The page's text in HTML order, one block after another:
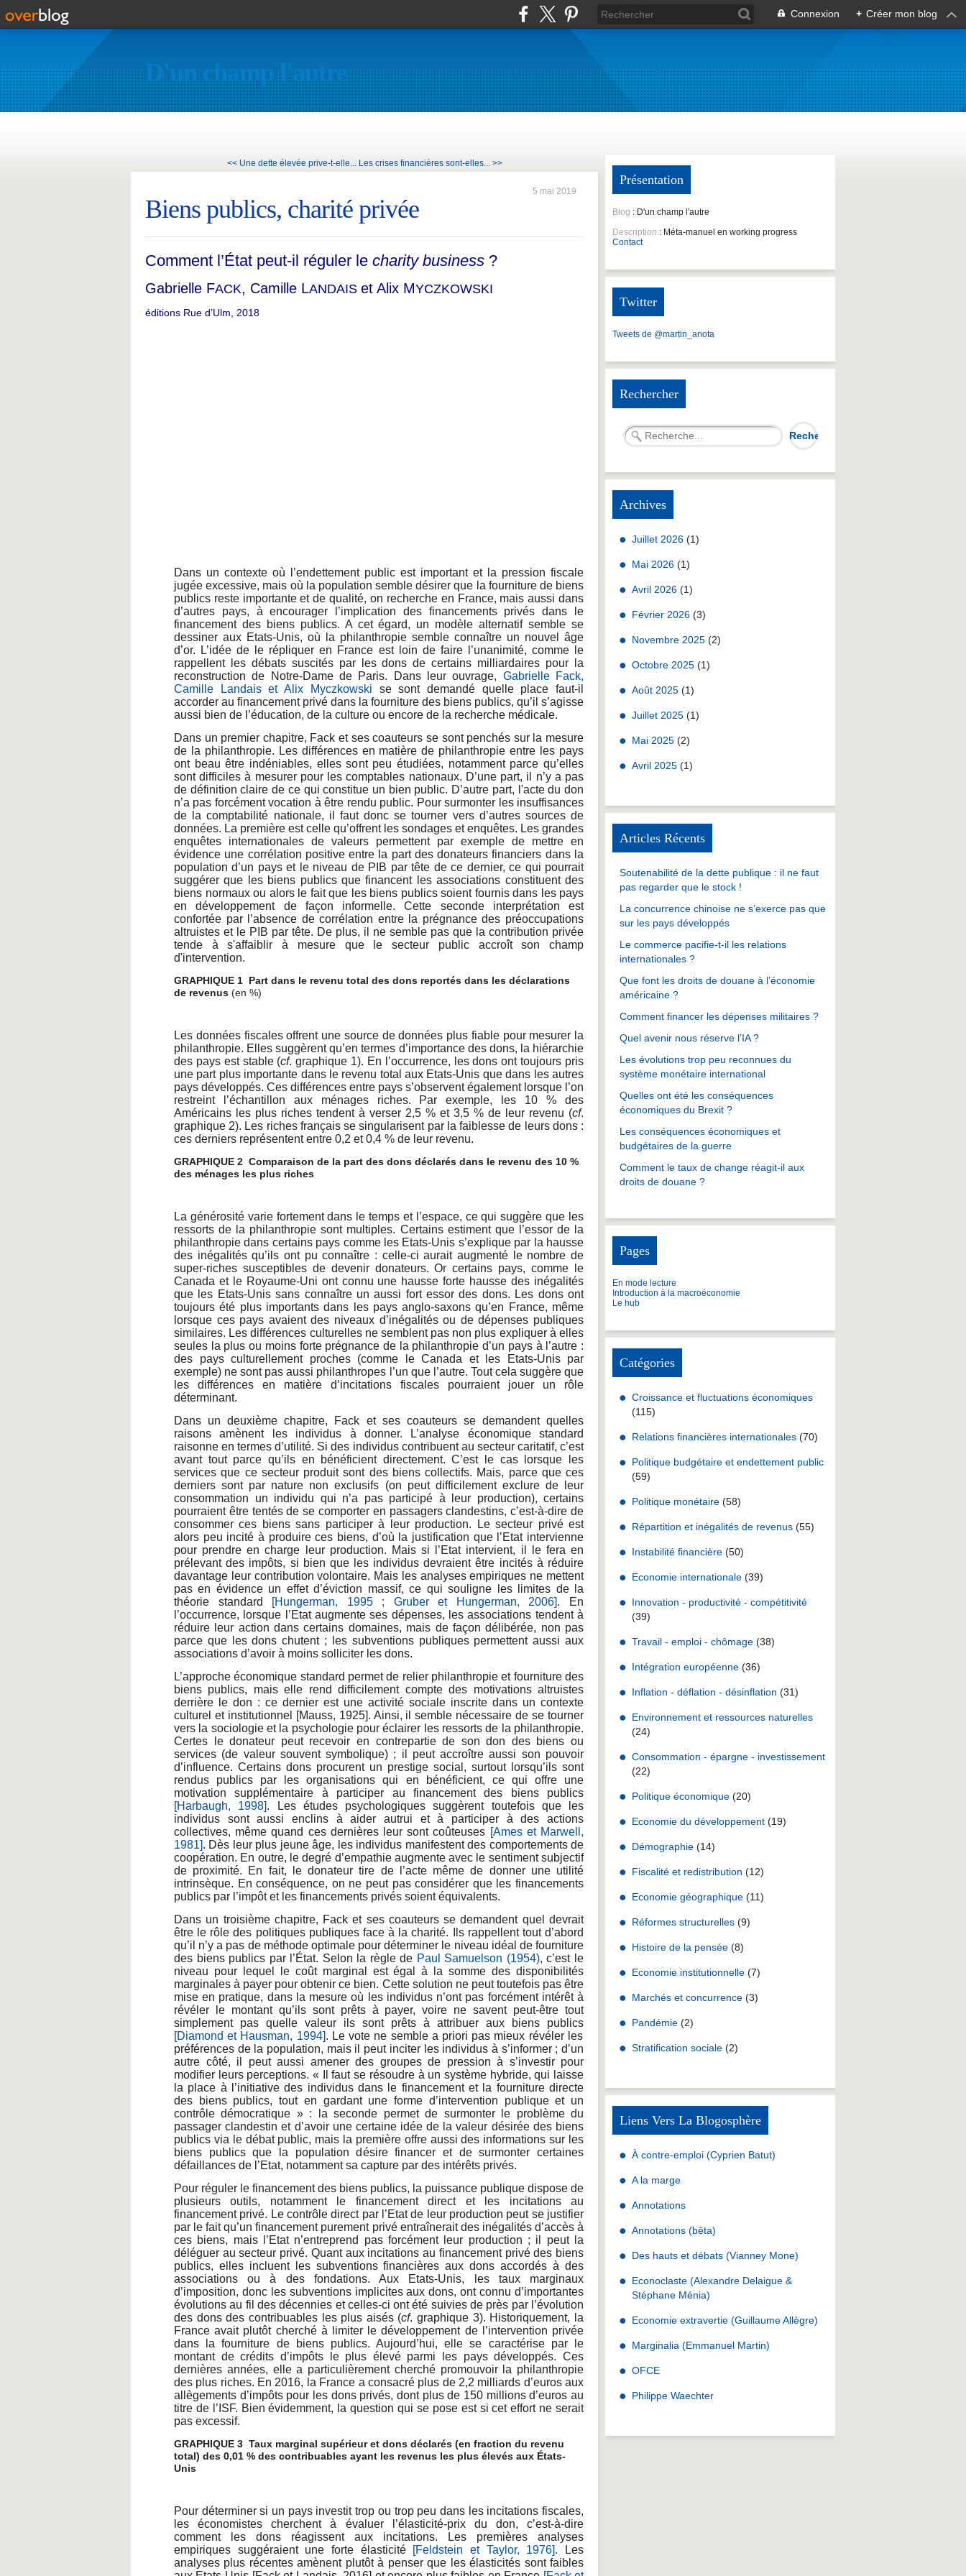
Connexion + Créer mon blog
D'un champ l'autre
<< Une dette élevée prive-t-elle... Les crises financières sont-elles... >>
5 mai 2019
Biens publics, charité privée
Comment l’État peut-il réguler le charity business ?
Gabrielle FACK, Camille LANDAIS et Alix MYCZKOWSKI
éditions Rue d’Ulm, 2018
Dans un contexte où l’endettement public est important et la pression fiscale
jugée excessive, mais où la population semble désirer que la fourniture de biens
publics reste importante et de qualité, on recherche en France, mais aussi dans
d’autres pays, à encourager l’implication des financements privés dans le
financement des biens publics. A cet égard, un modèle alternatif semble se
dessiner aux Etats-Unis, où la philanthropie semble connaître un nouvel âge
d’or. L’idée de le répliquer en France est loin de faire l’unanimité, comme le
rappellent les débats suscités par les dons de certains milliardaires pour la
reconstruction de Notre-Dame de Paris. Dans leur ouvrage, Gabrielle Fack,
Camille Landais et Alix Myczkowski se sont demandé quelle place faut-il
accorder au financement privé dans la fourniture des biens publics, qu’il s’agisse
aussi bien de l’éducation, de la culture ou encore de la recherche médicale.
Dans un premier chapitre, Fack et ses coauteurs se sont penchés sur la mesure
de la philanthropie. Les différences en matière de philanthropie entre les pays
ont beau être indéniables, elles sont peu étudiées, notamment parce qu’elles
sont difficiles à mesurer pour les comptables nationaux. D’une part, il n’y a pas
de définition claire de ce qui constitue un bien public. D’autre part, l'acte du don
n’a pas forcément vocation à être rendu public. Pour surmonter les insuffisances
de la comptabilité nationale, il faut donc se tourner vers d’autres sources de
données. La première est celle qu’offrent les sondages et enquêtes. Les grandes
enquêtes internationales de valeurs permettent par exemple de mettre en
évidence une corrélation positive entre la part des donateurs financiers dans la
population d’un pays et le niveau de PIB par tête de ce dernier, ce qui pourrait
suggérer que les biens publics que financent les associations constituent des
biens normaux ou alors le fait que les biens publics soient fournis dans les pays
en développement de façon informelle. Cette seconde interprétation est
confortée par l’absence de corrélation entre la prégnance des préoccupations
altruistes et le PIB par tête. De plus, il ne semble pas que la contribution privée
tende à s'affaiblir à mesure que le secteur public accroît son champ
d'intervention.
GRAPHIQUE 1 Part dans le revenu total des dons reportés dans les déclarations
de revenus (en %)
Les données fiscales offrent une source de données plus fiable pour mesurer la
philanthropie. Elles suggèrent qu’en termes d’importance des dons, la hiérarchie
des pays est stable (cf. graphique 1). En l’occurrence, les dons ont toujours pris
une part plus importante dans le revenu total aux Etats-Unis que dans les autres
pays développés. Ces différences entre pays s’observent également lorsque l’on
restreint l’échantillon aux ménages riches. Par exemple, les 10 % des
Américains les plus riches tendent à verser 2,5 % et 3,5 % de leur revenu (cf.
graphique 2). Les riches français se singularisent par la faiblesse de leurs dons :
ces derniers représentent entre 0,2 et 0,4 % de leur revenu.
GRAPHIQUE 2 Comparaison de la part des dons déclarés dans le revenu des 10 %
des ménages les plus riches
La générosité varie fortement dans le temps et l’espace, ce qui suggère que les
ressorts de la philanthropie sont multiples. Certains estiment que l’essor de la
philanthropie dans certains pays comme les Etats-Unis s’explique par la hausse
des inégalités qu’ils ont pu connaître : celle-ci aurait augmenté le nombre de
super-riches susceptibles de devenir donateurs. Or certains pays, comme le
Canada et le Royaume-Uni ont connu une hausse forte hausse des inégalités
que les Etats-Unis sans connaître un aussi fort essor des dons. Les dons ont
toujours été plus importants dans les pays anglo-saxons qu’en France, même
lorsque ces pays avaient des niveaux d’inégalités ou de dépenses publiques
similaires. Les différences culturelles ne semblent pas non plus expliquer à elles
seules la plus ou moins forte prégnance de la philanthropie d’un pays à l’autre :
des pays culturellement proches (comme le Canada et les Etats-Unis par
exemple) ne sont pas aussi philanthropes l’un que l’autre. Tout cela suggère que
les différences en matière d’incitations fiscales pourraient jouer un rôle
déterminant.
Dans un deuxième chapitre, Fack et ses coauteurs se demandent quelles
raisons amènent les individus à donner. L’analyse économique standard
raisonne en termes d’utilité. Si des individus contribuent au secteur caritatif, c’est
avant tout parce qu’ils en bénéficient directement. C’est le cas lorsque les
services que ce secteur produit sont des biens collectifs. Mais, parce que ces
derniers sont par nature non exclusifs (on peut difficilement exclure de leur
consommation un individu qui n’a pas participé à leur production), certains
pourraient être tentés de se comporter en passagers clandestins, c’est-à-dire de
consommer ces biens sans participer à leur production. Le secteur privé est
alors peu incité à produire ces biens, d’où la justification que l’Etat intervienne
pour prendre en charge leur production. Mais si l’Etat intervient, il le fera en
prélevant des impôts, si bien que les individus devraient être incités à réduire
davantage leur contribution volontaire. Mais les analyses empiriques ne mettent
pas en évidence un effet d’éviction massif, ce qui souligne les limites de la
théorie standard
[Hungerman, 1995 ; Gruber et Hungerman, 2006]. En
l’occurrence, lorsque l’Etat augmente ses dépenses, les associations tendent à
réduire leur action dans certains domaines, mais de façon délibérée, non pas
parce que les dons chutent ; les subventions publiques permettent aussi aux
associations d’avoir à moins solliciter les dons.
L’approche économique standard permet de relier philanthropie et fourniture des
biens publics, mais elle rend difficilement compte des motivations altruistes
derrière le don : ce dernier est une activité sociale inscrite dans un contexte
culturel et institutionnel [Mauss, 1925]. Ainsi, il semble nécessaire de se tourner
vers la sociologie et la psychologie pour éclairer les ressorts de la philanthropie.
Certes le donateur peut recevoir en contrepartie de son don des biens ou
services (de valeur souvent symbolique) ; il peut accroître aussi son pouvoir
d’influence. Certains dons procurent un prestige social, surtout lorsqu’ils sont
rendus publics par les organisations qui en bénéficient, ce qui offre une
motivation supplémentaire à participer au financement des biens publics
[Harbaugh, 1998]. Les études psychologiques suggèrent toutefois que les
individus sont aussi enclins à aider autrui et à participer à des actions
collectives, même quand ces dernières leur sont coûteuses [Ames et Marwell,
1981]. Dès leur plus jeune âge, les individus manifestent des comportements de
coopération. En outre, le degré d’empathie augmente avec le sentiment subjectif
de proximité. En fait, le donateur tire de l’acte même de donner une utilité
intrinsèque. En conséquence, on ne peut pas considérer que les financements
publics par l’impôt et les financements privés soient équivalents.
Dans un troisième chapitre, Fack et ses coauteurs se demandent quel devrait
être le rôle des politiques publiques face à la charité. Ils rappellent tout d’abord
qu’il n’y a pas de méthode optimale pour déterminer le niveau idéal de fourniture
des biens publics par l’État. Selon la règle de Paul Samuelson (1954), c’est le
niveau pour lequel le coût marginal est égal à la somme des disponibilités
marginales à payer pour obtenir ce bien. Cette solution ne peut toutefois pas être
mise en pratique, dans la mesure où les individus n’ont pas forcément intérêt à
révéler le montant qu’ils sont prêts à payer, voire ne savent peut-être tout
simplement pas quelle valeur ils sont prêts à attribuer aux biens publics
[Diamond et Hausman, 1994]. Le vote ne semble a priori pas mieux révéler les
préférences de la population, mais il peut inciter les individus à s’informer ; d’un
autre côté, il peut aussi amener des groupes de pression à s’investir pour
modifier leurs perceptions. « Il faut se résoudre à un système hybride, qui laisse
la place à l’initiative des individus dans le financement et la fourniture directe
des biens publics, tout en gardant une forme d’intervention publique et un
contrôle démocratique » : la seconde permet de surmonter le problème du
passager clandestin et d’avoir une certaine idée de la valeur désirée des biens
publics via le débat public, mais la première offre aussi des informations sur les
biens publics que la population désire financer et de surmonter certaines
défaillances de l’Etat, notamment sa capture par des intérêts privés.
Pour réguler le financement des biens publics, la puissance publique dispose de
plusieurs outils, notamment le financement direct et les incitations au
financement privé. Le contrôle direct par l’Etat de leur production peut se justifier
par le fait qu’un financement purement privé entraînerait des inégalités d’accès à
ces biens, mais l’Etat n’entreprend pas forcément leur production ; il peut la
déléguer au secteur privé. Quant aux incitations au financement privé des biens
publics, elles incluent les subventions financières aux dons accordés à des
associations ou à des fondations. Aux Etats-Unis, les taux marginaux
d’imposition, donc les subventions implicites aux dons, ont connu d’importantes
évolutions au fil des décennies et celles-ci ont été suivies de près par l’évolution
des dons des contribuables les plus aisés (cf. graphique 3). Historiquement, la
France avait plutôt cherché à limiter le développement de l’intervention privée
dans la fourniture de biens publics. Aujourd’hui, elle se caractérise par le
montant de crédits d’impôts le plus élevé parmi les pays développés. Ces
dernières années, elle a particulièrement cherché promouvoir la philanthropie
des plus riches. En 2016, la France a consacré plus de 2,2 milliards d’euros aux
allègements d’impôts pour les dons privés, dont plus de 150 millions d’euros au
titre de l’ISF. Bien évidemment, la question qui se pose est si cet effort ne serait
pas excessif.
GRAPHIQUE 3 Taux marginal supérieur et dons déclarés (en fraction du revenu
total) des 0,01 % des contribuables ayant les revenus les plus élevés aux États-
Unis
Pour déterminer si un pays investit trop ou trop peu dans les incitations fiscales,
les économistes cherchent à évaluer l’élasticité-prix du don, c’est-à-dire
comment les dons réagissent aux incitations. Les premières analyses
empiriques suggéraient une forte élasticité [Feldstein et Taylor, 1976]. Les
analyses plus récentes amènent plutôt à penser que les élasticités sont faibles
Présentation
Blog : D'un champ l'autre
Description : Méta-manuel en working progress
Contact
Twitter
Tweets de @martin_anota
Rechercher
Archives
Juillet 2026 (1)
Mai 2026 (1)
Avril 2026 (1)
Février 2026 (3)
Novembre 2025 (2)
Octobre 2025 (1)
Août 2025 (1)
Juillet 2025 (1)
Mai 2025 (2)
Avril 2025 (1)
Articles Récents
Soutenabilité de la dette publique : il ne faut
pas regarder que le stock !
La concurrence chinoise ne s’exerce pas que
sur les pays développés
Le commerce pacifie-t-il les relations
internationales ?
Que font les droits de douane à l’économie
américaine ?
Comment financer les dépenses militaires ?
Quel avenir nous réserve l’IA ?
Les évolutions trop peu reconnues du
système monétaire international
Quelles ont été les conséquences
économiques du Brexit ?
Les conséquences économiques et
budgétaires de la guerre
Comment le taux de change réagit-il aux
droits de douane ?
Pages
En mode lecture
Introduction à la macroéconomie
Le hub
Catégories
Croissance et fluctuations économiques
(115)
Relations financières internationales (70)
Politique budgétaire et endettement public
(59)
Politique monétaire (58)
Répartition et inégalités de revenus (55)
Instabilité financière (50)
Economie internationale (39)
Innovation - productivité - compétitivité
(39)
Travail - emploi - chômage (38)
Intégration européenne (36)
Inflation - déflation - désinflation (31)
Environnement et ressources naturelles
(24)
Consommation - épargne - investissement
(22)
Politique économique (20)
Economie du développement (19)
Démographie (14)
Fiscalité et redistribution (12)
Economie géographique (11)
Réformes structurelles (9)
Histoire de la pensée (8)
Economie institutionnelle (7)
Marchés et concurrence (3)
Pandémie (2)
Stratification sociale (2)
Liens Vers La Blogosphère
À contre-emploi (Cyprien Batut)
A la marge
Annotations
Annotations (bêta)
Des hauts et débats (Vianney Mone)
Econoclaste (Alexandre Delaigue &
Stéphane Ménia)
Economie extravertie (Guillaume Allègre)
Marginalia (Emmanuel Martin)
OFCE
Philippe Waechter